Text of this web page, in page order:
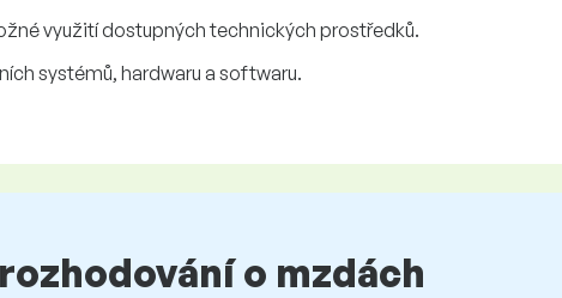
využití dostupných technických prostředků.
systémů, hardwaru a softwaru.
o mzdách